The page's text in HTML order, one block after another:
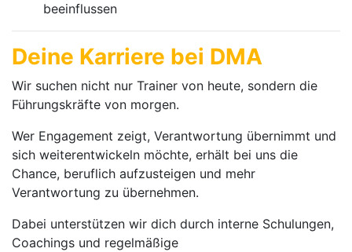
beeinflussen
Deine Karriere bei DMA
Wir suchen nicht nur Trainer von heute, sondern die
Führungskräfte von morgen.
Wer Engagement zeigt, Verantwortung übernimmt und
sich weiterentwickeln möchte, erhält bei uns die
Chance, beruflich aufzusteigen und mehr
Verantwortung zu übernehmen.
Dabei unterstützen wir dich durch interne Schulungen,
Coachings und regelmäßige